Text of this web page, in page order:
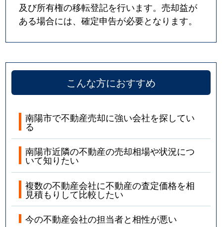
及び所有権の移転登記を行います。売却益が
ある場合には、確定申告が必要となります。
こんな方におすすめ
南陽市で不動産売却に強い会社を探してい
る
南陽市近隣の不動産の売却相場や状況につ
いて知りたい
複数の不動産会社に不動産の査定価格を相
見積もりして比較したい
今の不動産会社の担当者と相性が悪い